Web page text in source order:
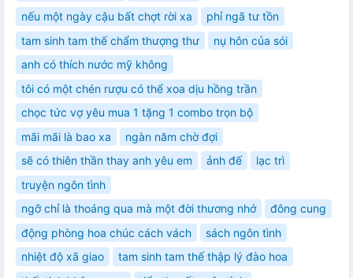
nếu một ngày cậu bất chợt rời xa
phỉ ngã tư tồn
tam sinh tam thế chẩm thượng thư
nụ hôn của sói
anh có thích nước mỹ không
tôi có một chén rượu có thể xoa dịu hồng trần
chọc tức vợ yêu mua 1 tặng 1 combo trọn bộ
mãi mãi là bao xa
ngàn năm chờ đợi
sẽ có thiên thần thay anh yêu em
ảnh đế
lạc trì
truyện ngôn tình
ngỡ chỉ là thoáng qua mà một đời thương nhớ
đông cung
động phòng hoa chúc cách vách
sách ngôn tình
nhiệt độ xã giao
tam sinh tam thế thập lý đào hoa